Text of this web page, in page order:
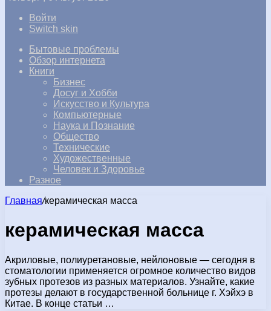
Войти
Switch skin
Бытовые проблемы
Обзор интернета
Книги
Бизнес
Досуг и Хобби
Искусство и Культура
Компьютерные
Наука и Познание
Общество
Технические
Художественные
Человек и Здоровье
Разное
Главная/керамическая масса
керамическая масса
Акриловые, полиуретановые, нейлоновые — сегодня в
стоматологии применяется огромное количество видов
зубных протезов из разных материалов. Узнайте, какие
протезы делают в государственной больнице г. Хэйхэ в
Китае. В конце статьи …